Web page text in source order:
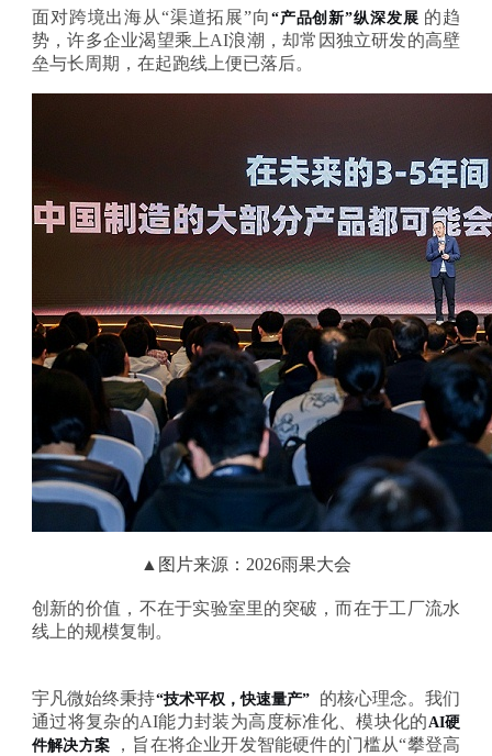
面对跨境出海从“渠道拓展”向 “产品创新”纵深发展 的趋
势，许多企业渴望乘上AI浪潮，却常因独立研发的高壁
垒与长周期，在起跑线上便已落后。
▲ 图片来源：2026雨果大会
创新的价值，不在于实验室里的突破，而在于工厂流水
线上的规模复制。
宇凡微始终秉持“技术平权，快速量产”
的核心理念。我们
通过将复杂的AI能力封装为高度标准化、模块化的AI硬
件解决方案
，旨在将企业开发智能硬件的门槛从“攀登高